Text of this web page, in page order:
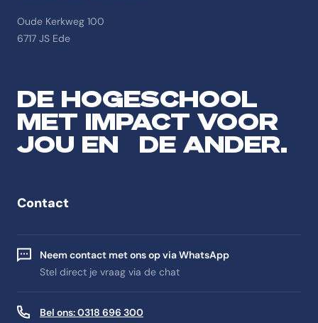
Oude Kerkweg 100
6717 JS Ede
DE HOGESCHOOL
MET IMPACT VOOR
JOU EN DE ANDER.
Contact
Neem contact met ons op via WhatsApp
Stel direct je vraag via de chat
Bel ons: 0318 696 300